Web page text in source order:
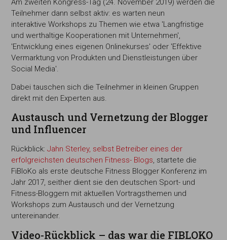
Am zweiten Kongress-Tag (24. November 2019) werden die
Teilnehmer dann selbst aktiv: es warten neun
interaktive Workshops zu Themen wie etwa 'Langfristige
und werthaltige Kooperationen mit Unternehmen',
'Entwicklung eines eigenen Onlinekurses' oder 'Effektive
Vermarktung von Produkten und Dienstleistungen über
Social Media'.
Dabei tauschen sich die Teilnehmer in kleinen Gruppen
direkt mit den Experten aus.
Austausch und Vernetzung der Blogger
und Influencer
Rückblick:Jahn Sterley, selbst Betreiber eines der
erfolgreichsten deutschen Fitness- Blogs, startete die
FiBloKo als erste deutsche Fitness Blogger Konferenz im
Jahr 2017, seither dient sie den deutschen Sport- und
Fitness-Bloggern mit aktuellen Vortragsthemen und
Workshops zum Austausch und der Vernetzung
untereinander.
Video-Rückblick – das war die FIBLOKO